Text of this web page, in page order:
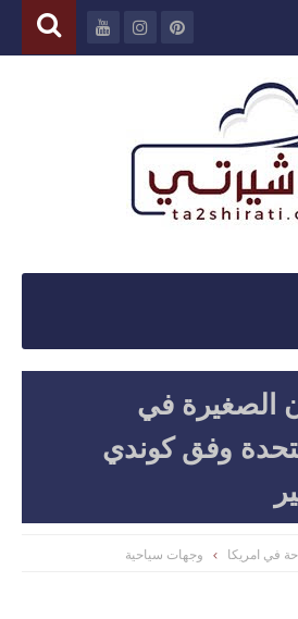
الصغيرة في
وفق كوندي
في امريكا وجهات سياحية